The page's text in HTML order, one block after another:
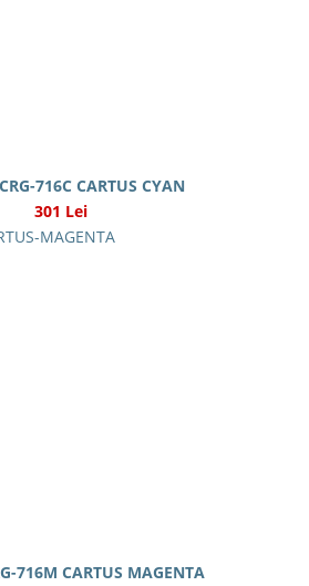
716C CARTUS CYAN
301 Lei
716M CARTUS MAGENTA